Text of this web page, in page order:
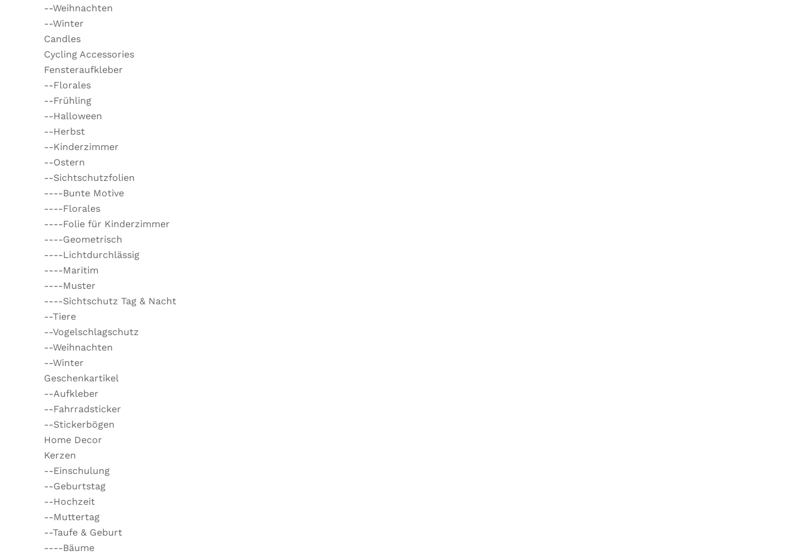
--Weihnachten
--Winter
Candles
Cycling Accessories
Fensteraufkleber
--Florales
--Frühling
--Halloween
--Herbst
--Kinderzimmer
--Ostern
--Sichtschutzfolien
----Bunte Motive
----Florales
----Folie für Kinderzimmer
----Geometrisch
----Lichtdurchlässig
----Maritim
----Muster
----Sichtschutz Tag & Nacht
--Tiere
--Vogelschlagschutz
--Weihnachten
--Winter
Geschenkartikel
--Aufkleber
--Fahrradsticker
--Stickerbögen
Home Decor
Kerzen
--Einschulung
--Geburtstag
--Hochzeit
--Muttertag
--Taufe & Geburt
----Bäume